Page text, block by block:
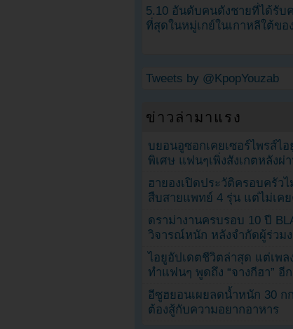
5.10 อันดับคนดังชายที่ได้รับ
ที่สุดในหมู่เกย์ในเกาหลีใต้ขอ
Tweets by @KpopYouzab
ข่าวล่ามาแรง
บยอนอูซอกเคยเซอร์ไพรส์ไอ
พิเศษ แฟนๆเพิ่งสังเกตหลังผ่
ฮายองเปิดประวัติครอบครัว
สืบสายแพทย์ 4 รุ่น แต่ไม่เค
ดราม่างานครบรอบ 10 ปี
วิจารณ์หนัก หลังจำกัดผู้ร่วม
ไอยูอัปเดตชีวิตล่าสุด แต่เพ
ทำแฟนๆ พูดถึง “จางกีฮา” อี
อีซูฮยอนเผยลดน้ำหนัก 30 ก
ต้องสู้กับความอยากอาหาร